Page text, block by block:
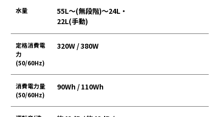
水量
55L～(無段階)〜24L・
22L(手動)
定格消費電
力
(50/60Hz)
320W / 380W
消費電力量
(50/60Hz)
90Wh / 110Wh